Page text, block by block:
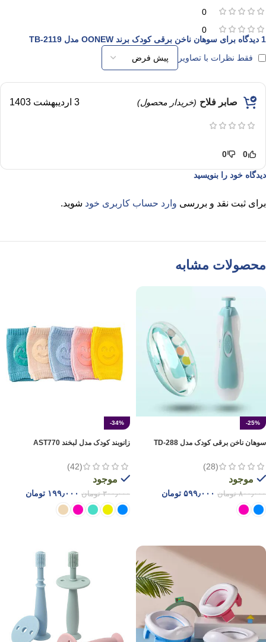
0
0
1 دیدگاه برای
سوهان ناخن برقی کودک برند OONEW مدل TB-2119
فقط نظرات با تصاویر
صابر فلاح (خریدار محصول) 3 اردیبهشت 1403
0
0
دیدگاه خود را بنویسید
برای ثبت نقد و بررسی وارد حساب کاربری خود شوید.
محصولات مشابه
-25%
سوهان ناخن برقی کودک مدل TD-288
(28)
موجود
۸۰۰٫۰۰۰ تومان ۵۹۹٫۰۰۰ تومان
-34%
زانوبند کودک مدل لبخند AST770
(42)
موجود
۳۰۰٫۰۰۰ تومان ۱۹۹٫۰۰۰ تومان